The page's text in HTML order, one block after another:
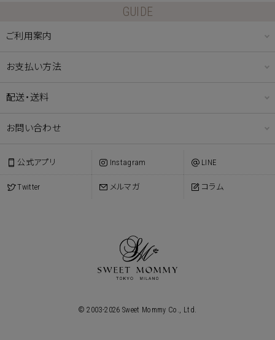
GUIDE
ご利用案内
お支払い方法
配送・送料
お問い合わせ
公式アプリ Instagram LINE
Twitter メルマガ コラム
© 2003-2026 Sweet Mommy Co., Ltd.